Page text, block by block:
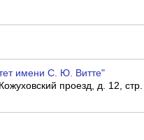
имени С. Ю. Витте"
проезд, д. 12,